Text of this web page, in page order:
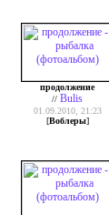
продолжение
// Bulis
01.09.2010, 21:23
[Воблеры]